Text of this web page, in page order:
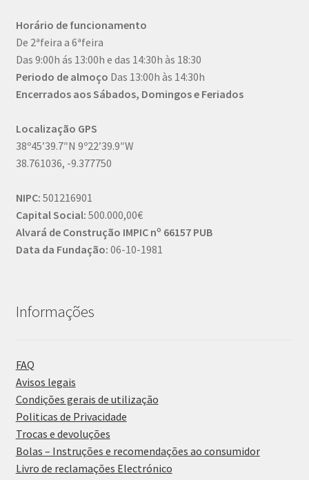
Horário de funcionamento
De 2ªfeira a 6ªfeira
Das 9:00h ás 13:00h e das 14:30h às 18:30
Periodo de almoço Das 13:00h às 14:30h
Encerrados aos Sábados, Domingos e Feriados
Localização GPS
38º45’39.7″N 9º22’39.9″W
38.761036, -9.377750
NIPC: 501216901
Capital Social: 500.000,00€
Alvará de Construção IMPIC nº 66157 PUB
Data da Fundação: 06-10-1981
Informações
FAQ
Avisos legais
Condições gerais de utilização
Politicas de Privacidade
Trocas e devoluções
Bolas – Instruções e recomendações ao consumidor
Livro de reclamações Electrónico